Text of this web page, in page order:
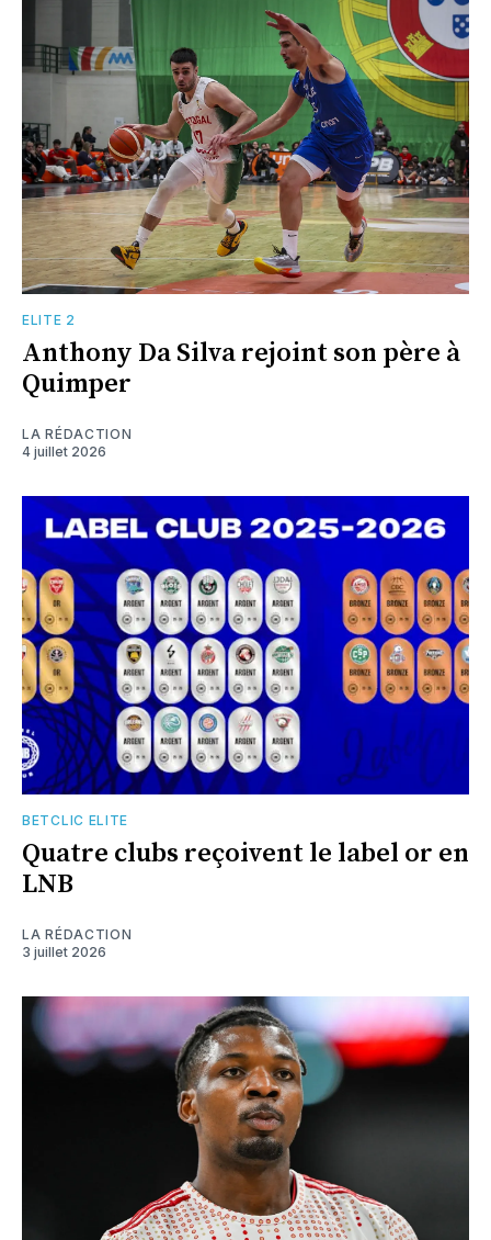
ELITE 2
Anthony Da Silva rejoint son père à
Quimper
LA RÉDACTION
4 juillet 2026
BETCLIC ELITE
Quatre clubs reçoivent le label or en
LNB
LA RÉDACTION
3 juillet 2026